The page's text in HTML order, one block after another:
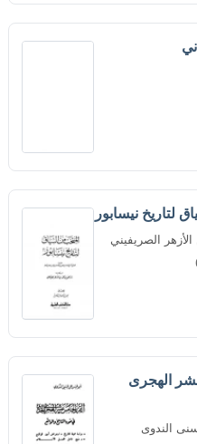
لتاريخ نيسابور
الصريفيني
الهجرى
الندوى